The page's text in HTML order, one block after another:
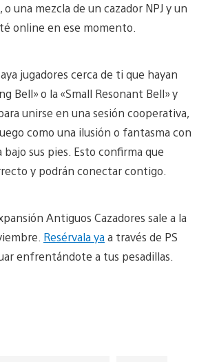
o una mezcla de un cazador NPJ y un
online en ese momento.
jugadores cerca de ti que hayan
Bell» o la «Small Resonant Bell» y
unirse en una sesión cooperativa,
como una ilusión o fantasma con
sus pies. Esto confirma que
y podrán conectar contigo.
Antiguos Cazadores sale a la
Resérvala yaa través de PS
enfrentándote a tus pesadillas.